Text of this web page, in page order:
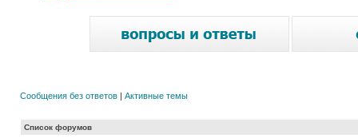
Сообщения без ответов | Активные темы
Список форумов